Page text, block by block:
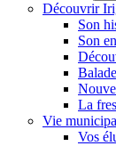
Découvrir
Son
Son
La
Vie
Vos